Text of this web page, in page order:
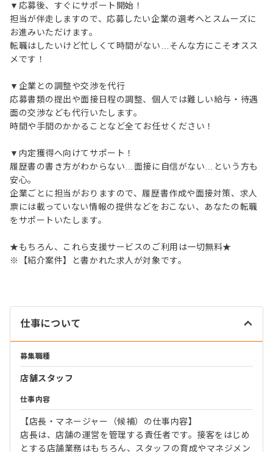
▼応募後、すぐにサポート開始！
担当が伴走しますので、応募したい企業の選考へとスムーズに
お進みいただけます。
転職はしたいけど忙しくて時間がない…そんな方にこそオスス
メです！
▼企業との調整や交渉を代行
応募書類の提出や面接日程の調整、個人では難しい給与・待遇
面の交渉なども代行いたします。
時間や手間のかかることなど全てお任せください！
▼内定獲得へ向けてサポート！
履歴書の書き方がわからない…面接に自信がない…という方も
安心。
企業ごとに担当がおりますので、履歴書作成や面接対策、求人
票には載っていない情報の提供などをおこない、あなたの転職
をサポートいたします。
★もちろん、これら支援サービスのご利用は一切無料★
※【紹介案件】と書かれた求人が対象です。
仕事について
募集職種
店舗スタッフ
仕事内容
【店長・マネージャー（候補）の仕事内容】
店長は、店舗の運営を管理する責任者です。接客をはじめ
とする店舗業務はもちろん、スタッフの育成やマネジメン